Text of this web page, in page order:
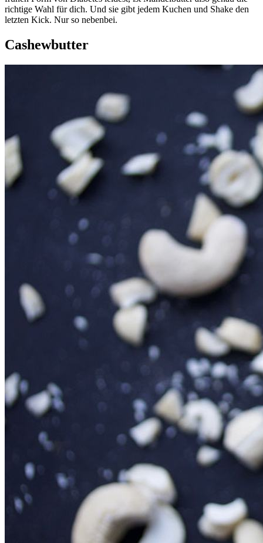
richtige Wahl für dich. Und sie gibt jedem Kuchen und Shake den
letzten Kick. Nur so nebenbei.
Cashewbutter